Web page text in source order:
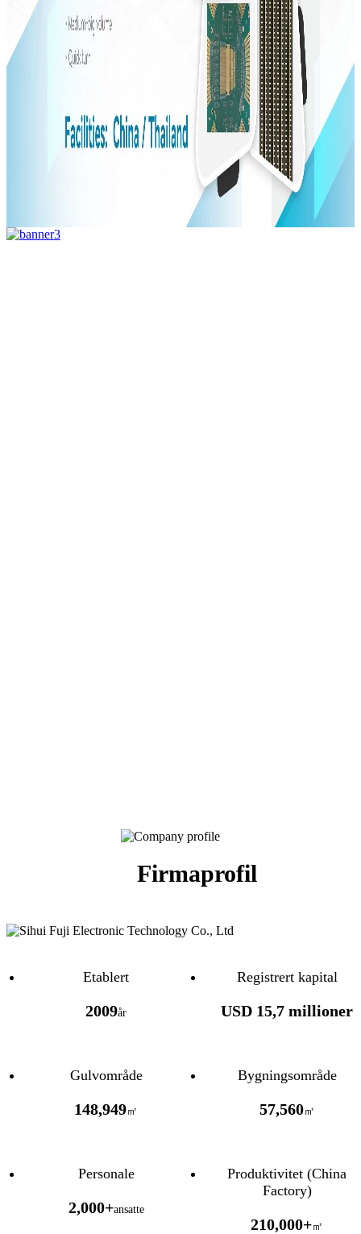
Firmaprofil
Etablert
2009år
Registrert kapital
USD 15,7 millioner
Gulvområde
148,949㎡
Bygningsområde
57,560㎡
Personale
2,000+ansatte
Produktivitet (China
Factory)
210,000+㎡